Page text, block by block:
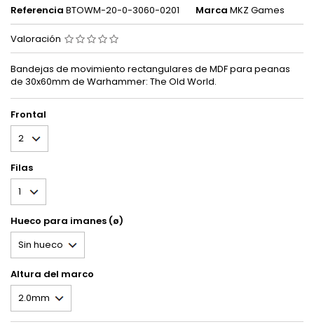
Referencia BTOWM-20-0-3060-0201 Marca MKZ Games
Valoración
Bandejas de movimiento rectangulares de MDF para peanas
de 30x60mm de Warhammer: The Old World.
Frontal
Filas
Hueco para imanes (ø)
Altura del marco